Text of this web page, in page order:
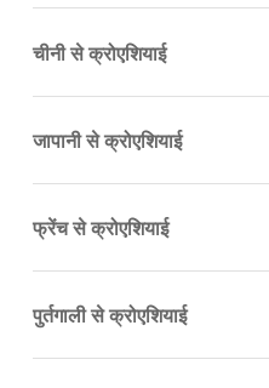
चीनी से क्रोएशियाई
जापानी से क्रोएशियाई
फ्रेंच से क्रोएशियाई
पुर्तगाली से क्रोएशियाई